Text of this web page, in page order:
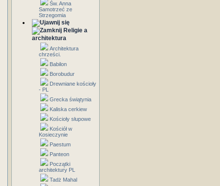
Św. Anna
Samotrzeć ze
Strzegomia
Religie a
architektura
Architektura
chrześci.
Babilon
Borobudur
Drewniane kościoły
- PL
Grecka świątynia
Kaliska cerkiew
Kościoły słupowe
Kościół w
Kosieczynie
Paestum
Panteon
Początki
architektury PL
Tadż Mahal